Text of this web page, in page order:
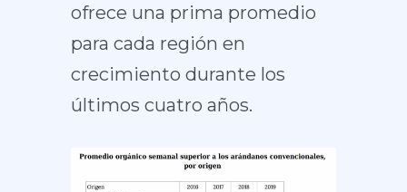
ofrece una prima promedio
para cada región en
crecimiento durante los
últimos cuatro años.